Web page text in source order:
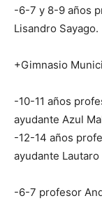
-6-7 y 8-9 años
Lisandro Sayago.
+Gimnasio
-10-11 años
ayudante Azul
-12-14 años
ayudante
-6-7 profesor